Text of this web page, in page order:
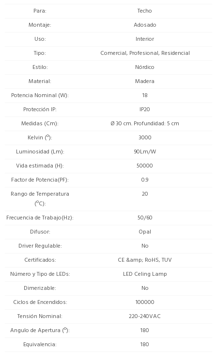
Para
Techo
Montaje
Adosado
Uso
Interior
Tipo
Comercial, Profesional, Residencial
Estilo
Nórdico
Material
Madera
Potencia Nominal (W)
18
Protección IP
IP20
Medidas (Cm)
Ø 30 cm. Profundidad: 5 cm
Kelvin (º)
3000
Luminosidad (Lm)
90Lm/W
Vida estimada (H)
50000
Factor de Potencia(PF)
0.9
Rango de Temperatura
(ºC)
20
Frecuencia de Trabajo(Hz)
50/60
Difusor
Opal
Driver Regulable
No
Certificados
CE &amp; RoHS, TUV
Número y Tipo de LEDs
LED Celing Lamp
Dimerizable
No
Ciclos de Encendidos
100000
Tensión Nominal
220-240VAC
Angulo de Apertura (º)
180
Equivalencia
180